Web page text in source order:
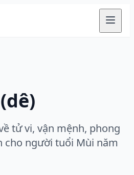
tử vi, vận mệnh, phong
cho người tuổi Mùi năm